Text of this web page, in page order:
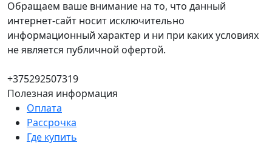
Обращаем ваше внимание на то, что данный
интернет-сайт носит исключительно
информационный характер и ни при каких условиях
не является публичной офертой.
+375292507319
Полезная информация
Оплата
Рассрочка
Где купить